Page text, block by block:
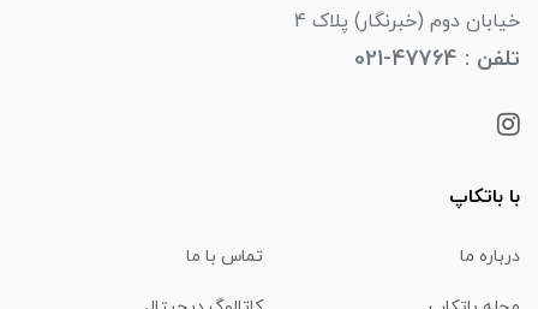
خیابان دوم (خبرنگار) پلاک 4
تلفن : 47764-021
با باتکاپ
درباره ما تماس با ما